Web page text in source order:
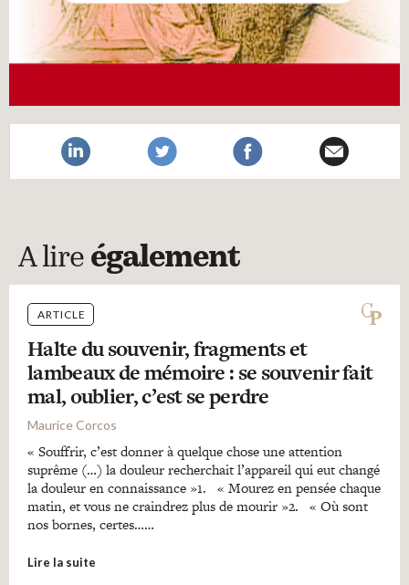
A lire également
ARTICLE
Halte du souvenir, fragments et
lambeaux de mémoire : se souvenir fait
mal, oublier, c’est se perdre
Maurice Corcos
« Souffrir, c’est donner à quelque chose une attention
suprême (…) la douleur recherchait l’appareil qui eut changé
la douleur en connaissance »1. « Mourez en pensée chaque
matin, et vous ne craindrez plus de mourir »2. « Où sont
nos bornes, certes……
Lire la suite